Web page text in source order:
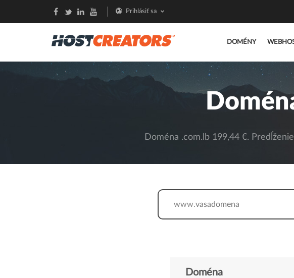
DOMÉNY
Prihlásiť sa
Doména .com.lb 199,44 €.
www.
Doména